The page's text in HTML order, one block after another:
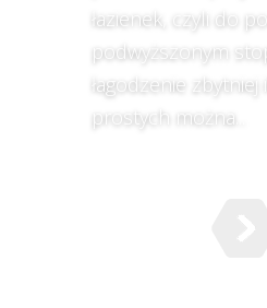
łazienek, czyli do
podwyższonym
łagodzenie
prostych można...